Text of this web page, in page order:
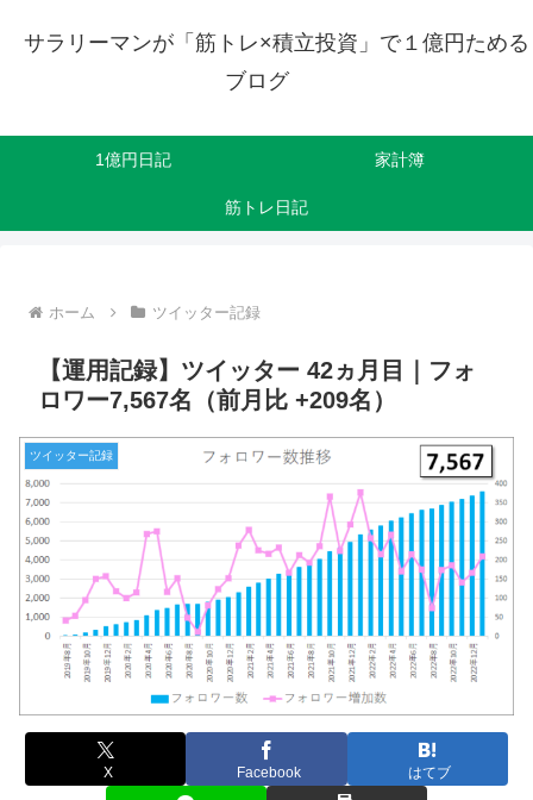
サラリーマンが「筋トレ×積立投資」で１億円ためる
ブログ
1億円日記 家計簿
筋トレ日記
ホーム ツイッター記録
【運用記録】ツイッター 42ヵ月目｜フォ
ロワー7,567名（前月比 +209名）
ツイッター記録
X Facebook はてブ